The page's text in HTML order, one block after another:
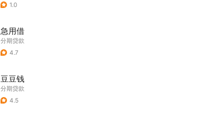
1.0
急用借
分期贷款
4.7
豆豆钱
分期贷款
4.5